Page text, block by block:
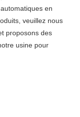
en
veuillez nous
proposons des
usine pour